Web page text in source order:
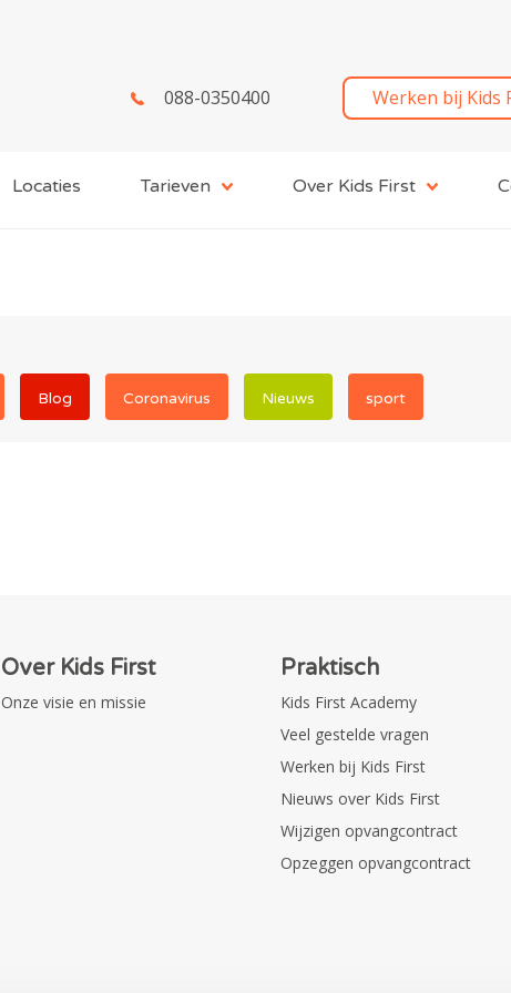
088-0350400 Werken bij Kids
Locaties Tarieven Over Kids First
Blog Coronavirus Nieuws sport
Over Kids First
Onze visie en missie
Praktisch
Kids First Academy
Veel gestelde vragen
Werken bij Kids First
Nieuws over Kids First
Wijzigen opvangcontract
Opzeggen opvangcontract